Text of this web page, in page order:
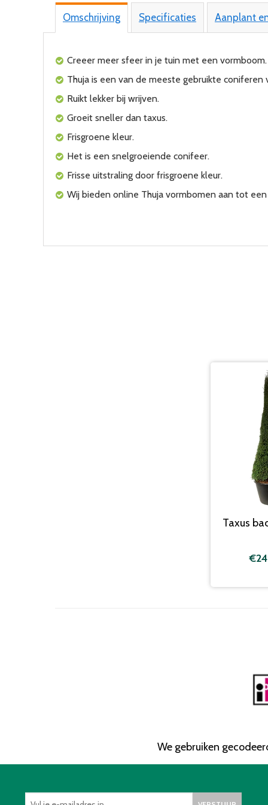
Omschrijving Specificaties Aanplant
Creeer meer sfeer in je tuin met een vormboom.
Thuja is een van de meeste gebruikte coniferen
Ruikt lekker bij wrijven.
Groeit sneller dan taxus.
Frisgroene kleur.
Het is een snelgroeiende conifeer.
Frisse uitstraling door frisgroene kleur.
Wij bieden online Thuja vormbomen aan tot
Taxus
We gebruiken